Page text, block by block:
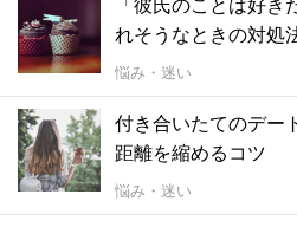
れそうなときの対処
悩み・迷い
付き合いたてのデー
距離を縮めるコツ
悩み・迷い